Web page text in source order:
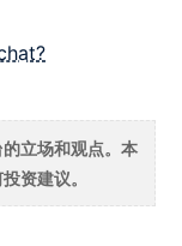
立场和观点。本
资建议。